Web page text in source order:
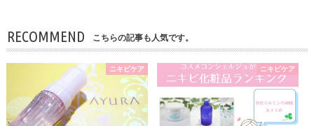
RECOMMEND こちらの記事も人気です。
ニキビケア ニキビケア